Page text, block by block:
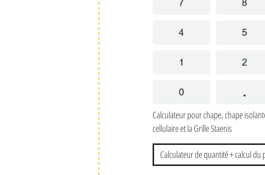
Calculateur pour chape, chape
cellulaire et la Grille Staenis
Calculateur de quantité + calcul du